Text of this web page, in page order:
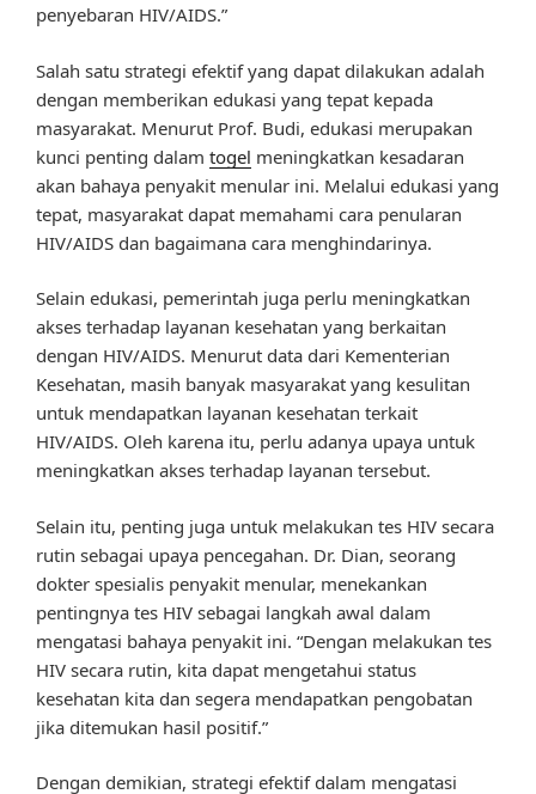
penyebaran HIV/AIDS.”
Salah satu strategi efektif yang dapat dilakukan adalah
dengan memberikan edukasi yang tepat kepada
masyarakat. Menurut Prof. Budi, edukasi merupakan
kunci penting dalam togel meningkatkan kesadaran
akan bahaya penyakit menular ini. Melalui edukasi yang
tepat, masyarakat dapat memahami cara penularan
HIV/AIDS dan bagaimana cara menghindarinya.
Selain edukasi, pemerintah juga perlu meningkatkan
akses terhadap layanan kesehatan yang berkaitan
dengan HIV/AIDS. Menurut data dari Kementerian
Kesehatan, masih banyak masyarakat yang kesulitan
untuk mendapatkan layanan kesehatan terkait
HIV/AIDS. Oleh karena itu, perlu adanya upaya untuk
meningkatkan akses terhadap layanan tersebut.
Selain itu, penting juga untuk melakukan tes HIV secara
rutin sebagai upaya pencegahan. Dr. Dian, seorang
dokter spesialis penyakit menular, menekankan
pentingnya tes HIV sebagai langkah awal dalam
mengatasi bahaya penyakit ini. “Dengan melakukan tes
HIV secara rutin, kita dapat mengetahui status
kesehatan kita dan segera mendapatkan pengobatan
jika ditemukan hasil positif.”
Dengan demikian, strategi efektif dalam mengatasi